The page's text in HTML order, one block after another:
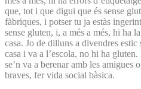
que, tot i que digui que és sense
fàbriques, i potser tu ja estàs
sense gluten, i, a més a més, hi ha
casa. Jo de dilluns a divendres
casa i va a l’escola, no hi ha
se’n va a berenar amb les amigues
braves, fer vida social bàsica.